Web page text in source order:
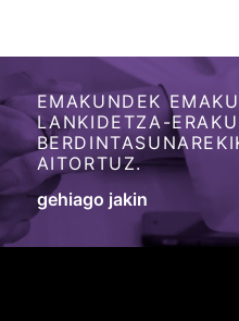
EMAKUNDEK
LANKIDETZA-
AITORTUZ.
gehiago jakin